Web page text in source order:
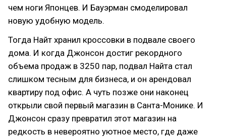
чем ноги Японцев. И Бауэрман смоделировал
новую удобную модель.
Тогда Найт хранил кроссовки в подвале своего
дома. И когда Джонсон достиг рекордного
объема продаж в 3250 пар, подвал Найта стал
слишком тесным для бизнеса, и он арендовал
квартиру под офис. А чуть позже они наконец
открыли свой первый магазин в Санта-Монике. И
Джонсон сразу превратил этот магазин на
редкость в невероятно уютное место, где даже